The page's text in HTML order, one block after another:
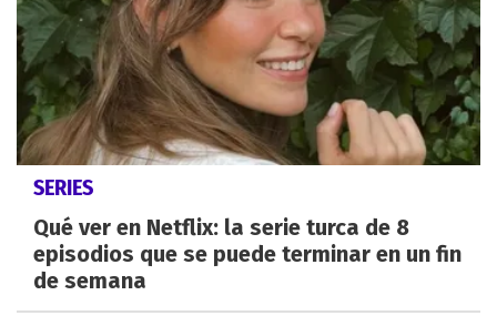
SERIES
Qué ver en Netflix: la serie turca de 8
episodios que se puede terminar en un fin
de semana